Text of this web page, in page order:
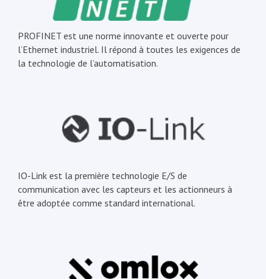
PROFINET est une norme innovante et ouverte pour
l’Ethernet industriel. Il répond à toutes les exigences de
la technologie de l’automatisation.
IO-Link est la première technologie E/S de
communication avec les capteurs et les actionneurs à
être adoptée comme standard international.